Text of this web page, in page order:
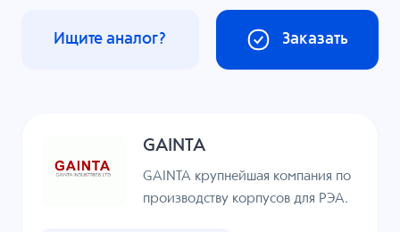
Заказать
Ищите аналог?
GAINTA
GAINTA крупнейшая компания по
производству корпусов для РЭА.